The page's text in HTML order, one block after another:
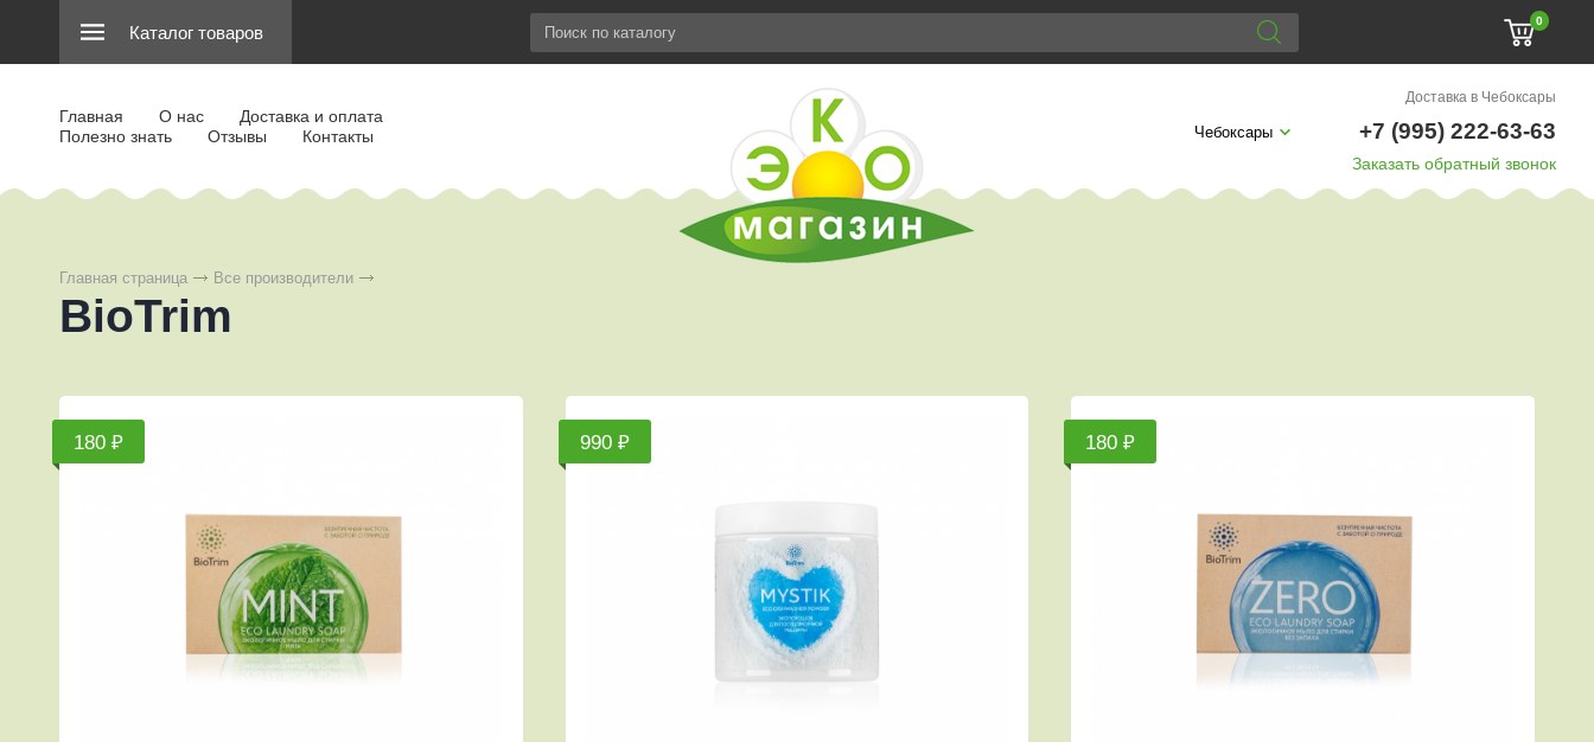
Каталог товаров
0
Главная О нас
Доставка и оплата
Полезно знать
Отзывы Контакты Чебоксары
Доставка в Чебоксары
+7 (995) 222-63-63
Заказать обратный звонок
Главная страница Все производители
BioTrim
180 ₽ 990 ₽ 180 ₽